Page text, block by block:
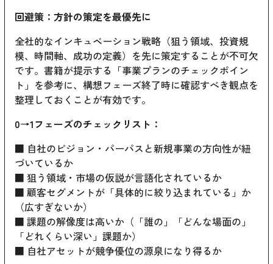
回避策：方針の策定を最優先に
全社的なインキュベーション戦略（狙う領域、投資規
模、時間軸、成功の定義）を先に策定することが不可欠
です。書籍が提示する「事業プランのチェックポイン
ト」を参考に、構想フェーズ終了時に確認すべき観点を
整理しておくことが有効です。
0→1フェーズのチェックリスト：
■ 自社のビジョン・パーパスと新規事業の方向性が紐
づいているか
■ 狙う領域・市場の仮説が言語化されているか
■ 顧客セグメントが「具体的に絞り込まれている」か
（広すぎないか）
■ 課題の解像度は高いか（「誰の」「どんな場面の」
「どれくらい深い」課題か）
■ 自社アセットが競争優位の源泉になり得るか